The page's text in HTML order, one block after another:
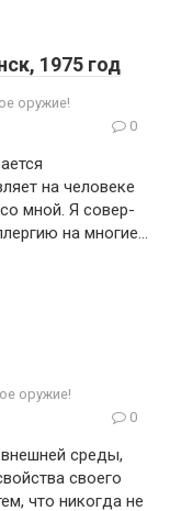
1975 год
оружие!
0
на человеке
мной. Я совер­
на многие…
оружие!
0
среды,
своего
что никогда не